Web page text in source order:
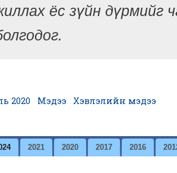
ёс зүйн дүрмийг
2020 Мэдээ Хэвлэлийн мэдээ
2021 2020 2017 2016